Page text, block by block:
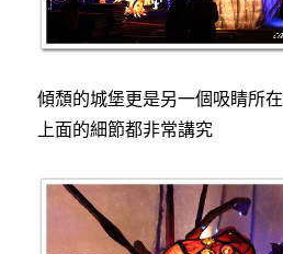
傾頹的城堡更是另一個吸睛所在
上面的細節都非常講究